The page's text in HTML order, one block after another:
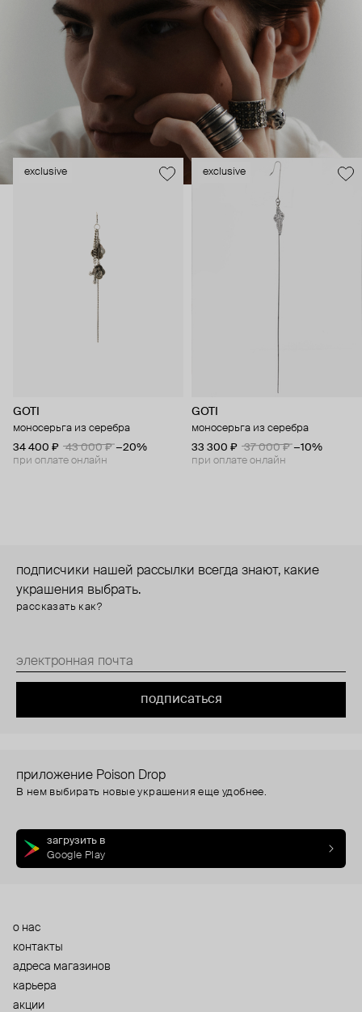
складываются максимально гармонично.
exclusive
GOTI
моносерьга из серебра
34 400 ₽
43 000 ₽ −20%
при оплате онлайн
exclusive
GOTI
моносерьга из серебра
33 300 ₽
37 000 ₽ −10%
при оплате онлайн
подписчики нашей рассылки всегда знают, какие
украшения выбрать.
рассказать как?
подписаться
приложение Poison Drop
В нем выбирать новые украшения еще удобнее.
загрузить в
Google Play
о нас
контакты
адреса магазинов
карьера
акции